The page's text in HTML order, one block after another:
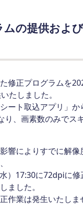
の提供およ
修正プログラムを
たしました。
ート取込アプリ」
り、画素数のみでス
響によりすでに解
）17:30に72dpiに修
ました。
作業は発生いたしま